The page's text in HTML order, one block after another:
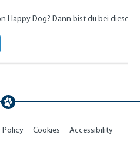
Happy Dog? Dann bist du bei diesem
Policy Cookies Accessibility